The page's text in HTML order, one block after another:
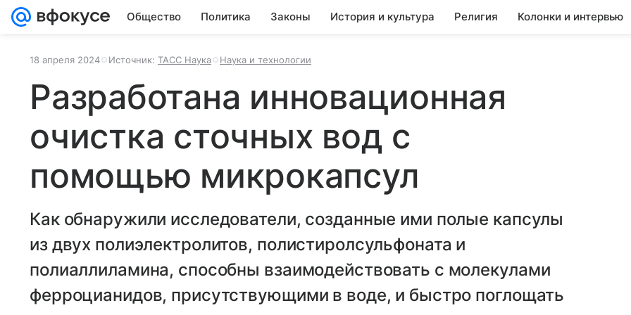
Общество Политика Законы История и культура Религия Колонки и интервью
18 апреля 2024 Источник: ТАСС Наука Наука и технологии
Разработана инновационная
очистка сточных вод с
помощью микрокапсул
Как обнаружили исследователи, созданные ими полые капсулы
из двух полиэлектролитов, полистиролсульфоната и
полиаллиламина, способны взаимодействовать с молекулами
ферроцианидов, присутствующими в воде, и быстро поглощать